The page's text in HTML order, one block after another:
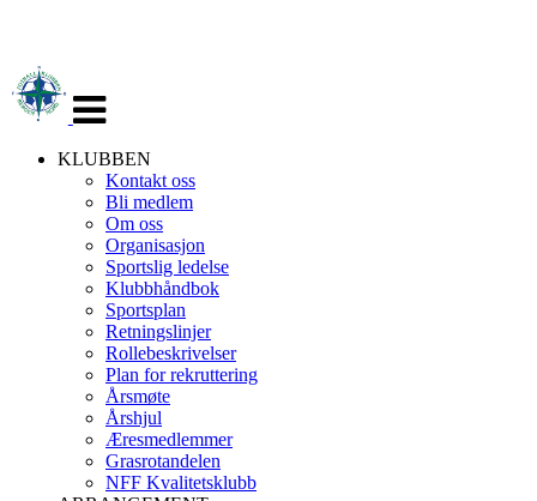
navigasjon
KLUBBEN
Kontakt oss
Bli medlem
Om oss
Organisasjon
Sportslig ledelse
Klubbhåndbok
Sportsplan
Retningslinjer
Rollebeskrivelser
Plan for rekruttering
Årsmøte
Årshjul
Æresmedlemmer
Grasrotandelen
NFF Kvalitetsklubb